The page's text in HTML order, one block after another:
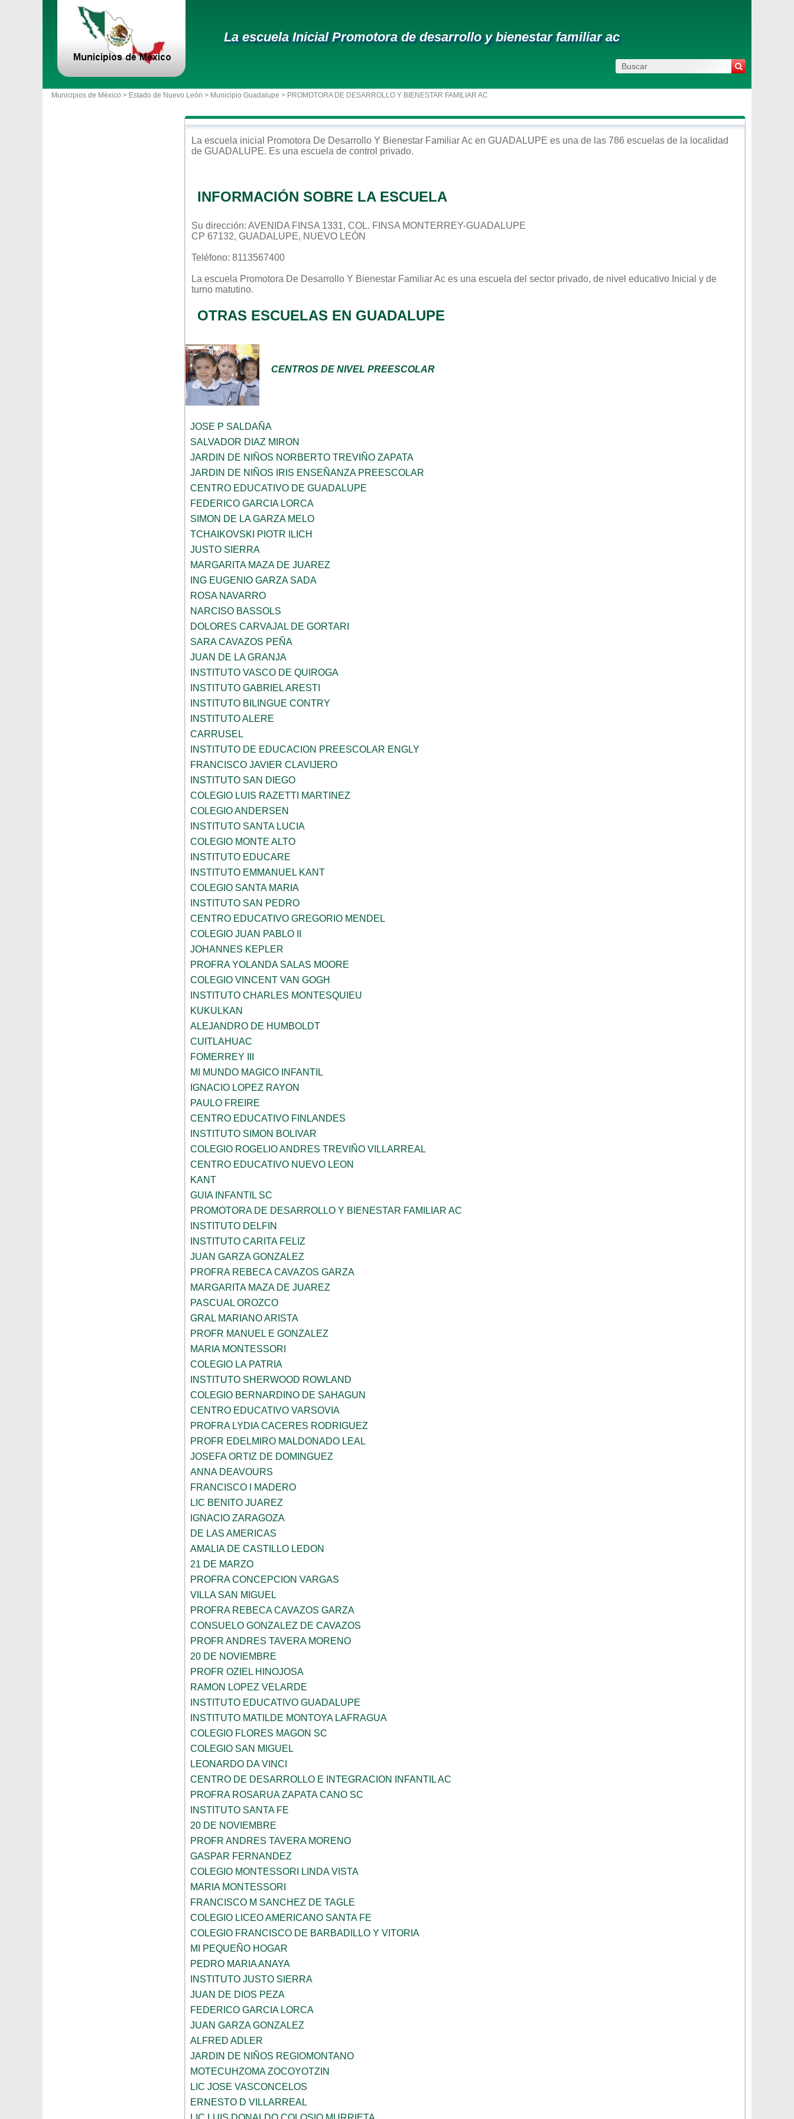
La escuela Inicial Promotora de desarrollo y bienestar familiar ac
Municipios de México > Estado de Nuevo León > Municipio Guadalupe > PROMOTORA DE DESARROLLO Y BIENESTAR FAMILIAR AC
La escuela inicial Promotora De Desarrollo Y Bienestar Familiar Ac en GUADALUPE es una de las 786 escuelas de la localidad
de GUADALUPE. Es una escuela de control privado.
INFORMACIÓN SOBRE LA ESCUELA
Su dirección: AVENIDA FINSA 1331, COL. FINSA MONTERREY-GUADALUPE
CP 67132, GUADALUPE, NUEVO LEÓN
Teléfono: 8113567400
La escuela Promotora De Desarrollo Y Bienestar Familiar Ac es una escuela del sector privado, de nivel educativo Inicial y de
turno matutino.
OTRAS ESCUELAS EN GUADALUPE
CENTROS DE NIVEL PREESCOLAR
JOSE P SALDAÑA
SALVADOR DIAZ MIRON
JARDIN DE NIÑOS NORBERTO TREVIÑO ZAPATA
JARDIN DE NIÑOS IRIS ENSEÑANZA PREESCOLAR
CENTRO EDUCATIVO DE GUADALUPE
FEDERICO GARCIA LORCA
SIMON DE LA GARZA MELO
TCHAIKOVSKI PIOTR ILICH
JUSTO SIERRA
MARGARITA MAZA DE JUAREZ
ING EUGENIO GARZA SADA
ROSA NAVARRO
NARCISO BASSOLS
DOLORES CARVAJAL DE GORTARI
SARA CAVAZOS PEÑA
JUAN DE LA GRANJA
INSTITUTO VASCO DE QUIROGA
INSTITUTO GABRIEL ARESTI
INSTITUTO BILINGUE CONTRY
INSTITUTO ALERE
CARRUSEL
INSTITUTO DE EDUCACION PREESCOLAR ENGLY
FRANCISCO JAVIER CLAVIJERO
INSTITUTO SAN DIEGO
COLEGIO LUIS RAZETTI MARTINEZ
COLEGIO ANDERSEN
INSTITUTO SANTA LUCIA
COLEGIO MONTE ALTO
INSTITUTO EDUCARE
INSTITUTO EMMANUEL KANT
COLEGIO SANTA MARIA
INSTITUTO SAN PEDRO
CENTRO EDUCATIVO GREGORIO MENDEL
COLEGIO JUAN PABLO II
JOHANNES KEPLER
PROFRA YOLANDA SALAS MOORE
COLEGIO VINCENT VAN GOGH
INSTITUTO CHARLES MONTESQUIEU
KUKULKAN
ALEJANDRO DE HUMBOLDT
CUITLAHUAC
FOMERREY III
MI MUNDO MAGICO INFANTIL
IGNACIO LOPEZ RAYON
PAULO FREIRE
CENTRO EDUCATIVO FINLANDES
INSTITUTO SIMON BOLIVAR
COLEGIO ROGELIO ANDRES TREVIÑO VILLARREAL
CENTRO EDUCATIVO NUEVO LEON
KANT
GUIA INFANTIL SC
PROMOTORA DE DESARROLLO Y BIENESTAR FAMILIAR AC
INSTITUTO DELFIN
INSTITUTO CARITA FELIZ
JUAN GARZA GONZALEZ
PROFRA REBECA CAVAZOS GARZA
MARGARITA MAZA DE JUAREZ
PASCUAL OROZCO
GRAL MARIANO ARISTA
PROFR MANUEL E GONZALEZ
MARIA MONTESSORI
COLEGIO LA PATRIA
INSTITUTO SHERWOOD ROWLAND
COLEGIO BERNARDINO DE SAHAGUN
CENTRO EDUCATIVO VARSOVIA
PROFRA LYDIA CACERES RODRIGUEZ
PROFR EDELMIRO MALDONADO LEAL
JOSEFA ORTIZ DE DOMINGUEZ
ANNA DEAVOURS
FRANCISCO I MADERO
LIC BENITO JUAREZ
IGNACIO ZARAGOZA
DE LAS AMERICAS
AMALIA DE CASTILLO LEDON
21 DE MARZO
PROFRA CONCEPCION VARGAS
VILLA SAN MIGUEL
PROFRA REBECA CAVAZOS GARZA
CONSUELO GONZALEZ DE CAVAZOS
PROFR ANDRES TAVERA MORENO
20 DE NOVIEMBRE
PROFR OZIEL HINOJOSA
RAMON LOPEZ VELARDE
INSTITUTO EDUCATIVO GUADALUPE
INSTITUTO MATILDE MONTOYA LAFRAGUA
COLEGIO FLORES MAGON SC
COLEGIO SAN MIGUEL
LEONARDO DA VINCI
CENTRO DE DESARROLLO E INTEGRACION INFANTIL AC
PROFRA ROSARUA ZAPATA CANO SC
INSTITUTO SANTA FE
20 DE NOVIEMBRE
PROFR ANDRES TAVERA MORENO
GASPAR FERNANDEZ
COLEGIO MONTESSORI LINDA VISTA
MARIA MONTESSORI
FRANCISCO M SANCHEZ DE TAGLE
COLEGIO LICEO AMERICANO SANTA FE
COLEGIO FRANCISCO DE BARBADILLO Y VITORIA
MI PEQUEÑO HOGAR
PEDRO MARIA ANAYA
INSTITUTO JUSTO SIERRA
JUAN DE DIOS PEZA
FEDERICO GARCIA LORCA
JUAN GARZA GONZALEZ
ALFRED ADLER
JARDIN DE NIÑOS REGIOMONTANO
MOTECUHZOMA ZOCOYOTZIN
LIC JOSE VASCONCELOS
ERNESTO D VILLARREAL